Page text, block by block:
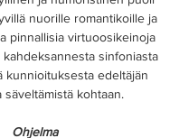
nuorille romantikoille ja
pinnallisia virtuoosikeinoja
sinfoniasta
kunnioituksesta edeltäjän
säveltämistä kohtaan.
Ohjelma